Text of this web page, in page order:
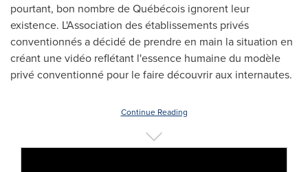
pourtant, bon nombre de Québécois ignorent leur
existence. L'Association des établissements privés
conventionnés a décidé de prendre en main la situation en
créant une vidéo reflétant l'essence humaine du modèle
privé conventionné pour le faire découvrir aux internautes.
Continue Reading